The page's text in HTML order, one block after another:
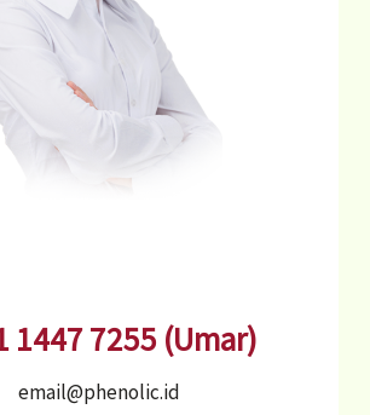
1447 7255 (Umar)
email@phenolic.id